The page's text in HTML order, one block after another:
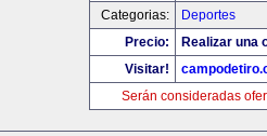
Categorias:
Deportes
Precio:
Realizar una
Visitar!
Serán consideradas